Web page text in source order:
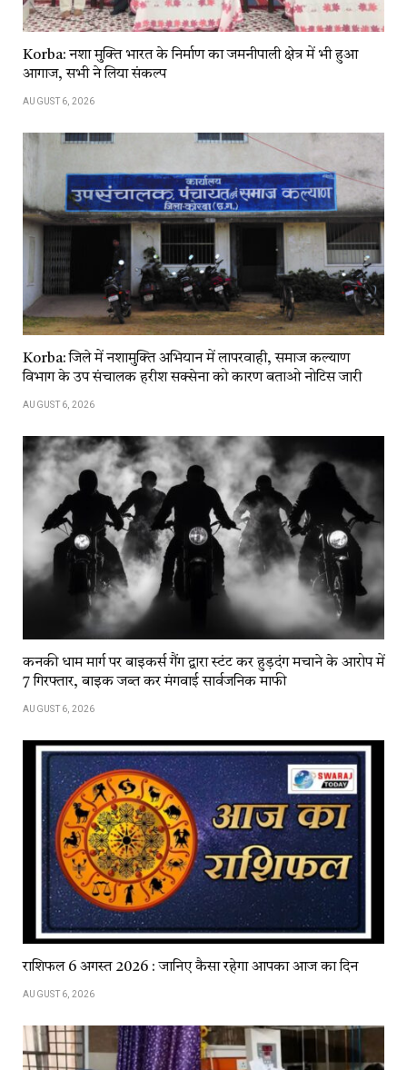
Korba: नशा मुक्ति भारत के निर्माण का जमनीपाली क्षेत्र में भी हुआ
आगाज, सभी ने लिया संकल्प
AUGUST 6, 2026
Korba: जिले में नशामुक्ति अभियान में लापरवाही, समाज कल्याण
विभाग के उप संचालक हरीश सक्सेना को कारण बताओ नोटिस जारी
AUGUST 6, 2026
कनकी धाम मार्ग पर बाइकर्स गैंग द्वारा स्टंट कर हुड़दंग मचाने के आरोप में
7 गिरफ्तार, बाइक जब्त कर मंगवाई सार्वजनिक माफी
AUGUST 6, 2026
राशिफल 6 अगस्त 2026 : जानिए कैसा रहेगा आपका आज का दिन
AUGUST 6, 2026